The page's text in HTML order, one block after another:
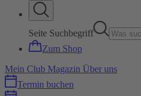
Seite Suchbegriff
Zum Shop
Mein Club Magazin Über uns
Termin buchen